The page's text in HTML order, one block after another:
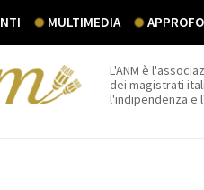
MULTIMEDIA
L'ANM è
dei magistrati
l'indipendenza e